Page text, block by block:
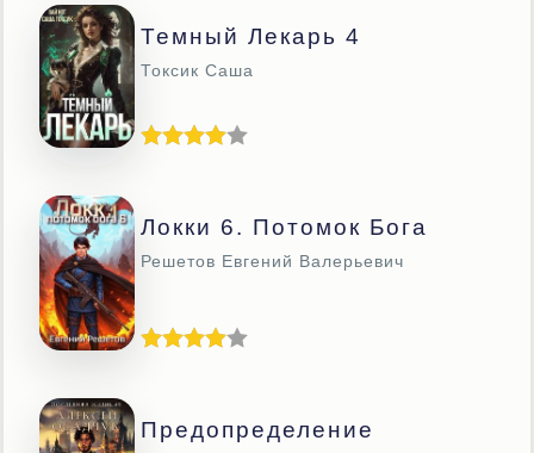
Темный Лекарь 4
Токсик Саша
Локки 6. Потомок Бога
Решетов Евгений Валерьевич
Предопределение